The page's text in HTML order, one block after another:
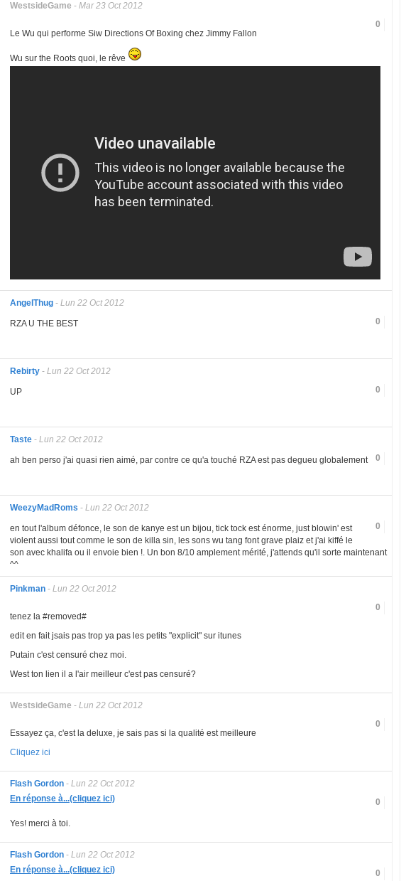
WestsideGame - Mar 23 Oct 2012
0
Le Wu qui performe Siw Directions Of Boxing chez Jimmy Fallon
Wu sur the Roots quoi, le rêve
AngelThug - Lun 22 Oct 2012
0
RZA U THE BEST
Rebirty - Lun 22 Oct 2012
0
UP
Taste - Lun 22 Oct 2012
0
ah ben perso j'ai quasi rien aimé, par contre ce qu'a touché RZA est pas degueu globalement
WeezyMadRoms - Lun 22 Oct 2012
0
en tout l'album défonce, le son de kanye est un bijou, tick tock est énorme, just blowin' est
violent aussi tout comme le son de killa sin, les sons wu tang font grave plaiz et j'ai kiffé le
son avec khalifa ou il envoie bien !. Un bon 8/10 amplement mérité, j'attends qu'il sorte maintenant
^^
Pinkman - Lun 22 Oct 2012
0
tenez la #removed#
edit en fait jsais pas trop ya pas les petits "explicit" sur itunes
Putain c'est censuré chez moi.
West ton lien il a l'air meilleur c'est pas censuré?
WestsideGame - Lun 22 Oct 2012
0
Essayez ça, c'est la deluxe, je sais pas si la qualité est meilleure
Cliquez ici
Flash Gordon - Lun 22 Oct 2012
0
En réponse à...(cliquez ici)
Yes! merci à toi.
Flash Gordon - Lun 22 Oct 2012
0
En réponse à...(cliquez ici)